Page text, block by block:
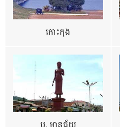
កោះកុង